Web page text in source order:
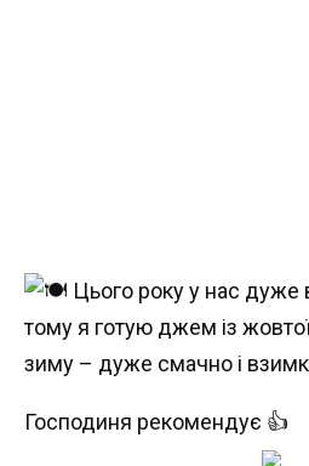
Господиня рекомендує 👍